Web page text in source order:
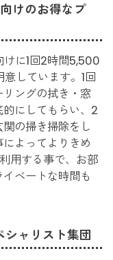
けのお得なプ
に1回2時間5,500
しています。1回
ングの拭き・窓
にしてもらい、2
の掃き掃除をし
よってよりきめ
用する事で、お部
ベートな時間も
ャリスト集団